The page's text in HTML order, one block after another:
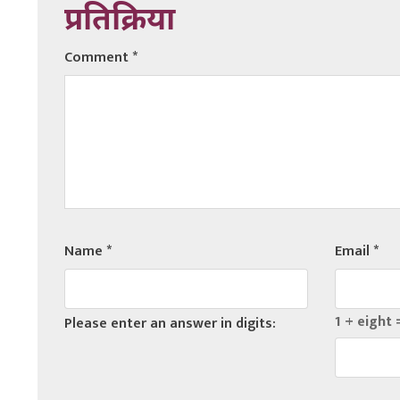
प्रतिक्रिया
Comment*
Name* Email*
Please enter an answer in digits: 1 + eight